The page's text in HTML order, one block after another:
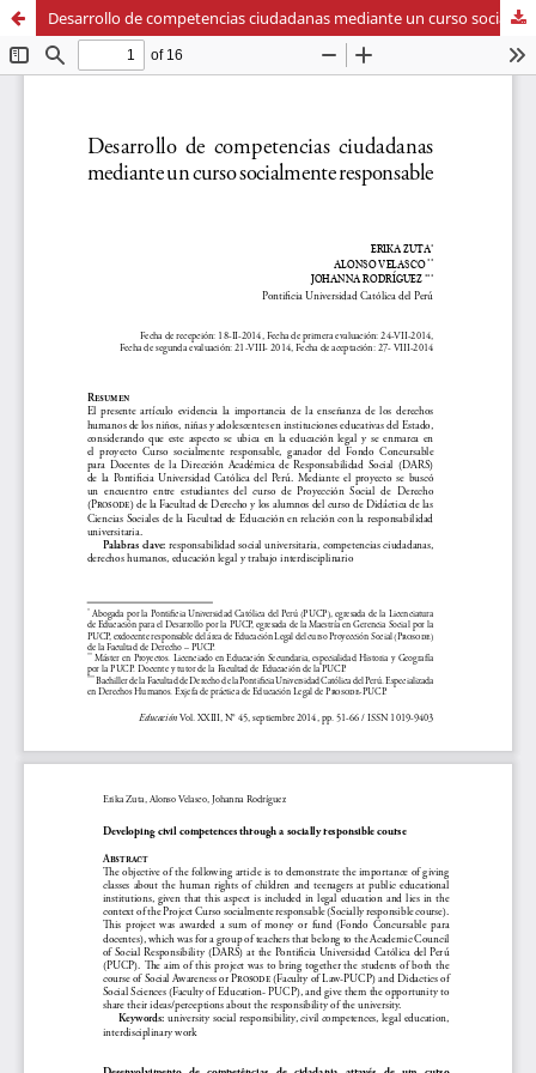
Desarrollo de competencias ciudadanas mediante un curso socialmente responsable